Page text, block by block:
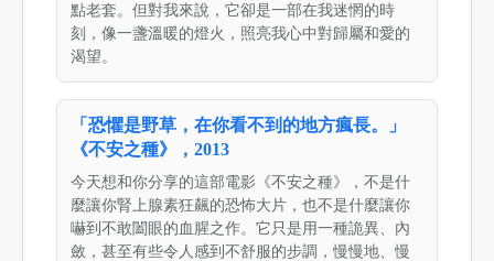
點老套。但對我來說，它卻是一部在我迷惘的時
刻，像一盞溫暖的燈火，照亮我心中對歸屬和愛的
渴望。
「恐懼是野草，在你看不到的地方瘋長。」
《不安之種》，2013
今天想和你分享的這部電影《不安之種》，不是什
麼讓你腎上腺素狂飆的恐怖大片，也不是什麼讓你
嚇到不敢闔眼的血腥之作。它只是用一種詭異、內
斂，甚至有些令人感到不舒服的步調，慢慢地、慢